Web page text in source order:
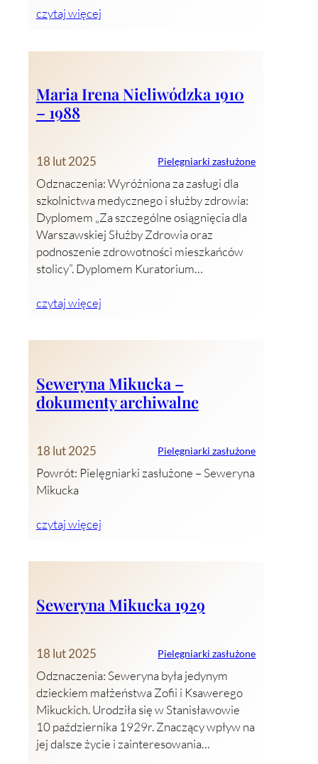
czytaj więcej
Maria Irena Nieliwódzka 1910
– 1988
18 lut 2025 Pielęgniarki zasłużone
Odznaczenia: Wyróżniona za zasługi dla
szkolnictwa medycznego i służby zdrowia:
Dyplomem „Za szczególne osiągnięcia dla
Warszawskiej Służby Zdrowia oraz
podnoszenie zdrowotności mieszkańców
stolicy”. Dyplomem Kuratorium…
czytaj więcej
Seweryna Mikucka –
dokumenty archiwalne
18 lut 2025 Pielęgniarki zasłużone
Powrót: Pielęgniarki zasłużone – Seweryna
Mikucka
czytaj więcej
Seweryna Mikucka 1929
18 lut 2025 Pielęgniarki zasłużone
Odznaczenia: Seweryna była jedynym
dzieckiem małżeństwa Zofii i Ksawerego
Mikuckich. Urodziła się w Stanisławowie
10 października 1929r. Znaczący wpływ na
jej dalsze życie i zainteresowania…